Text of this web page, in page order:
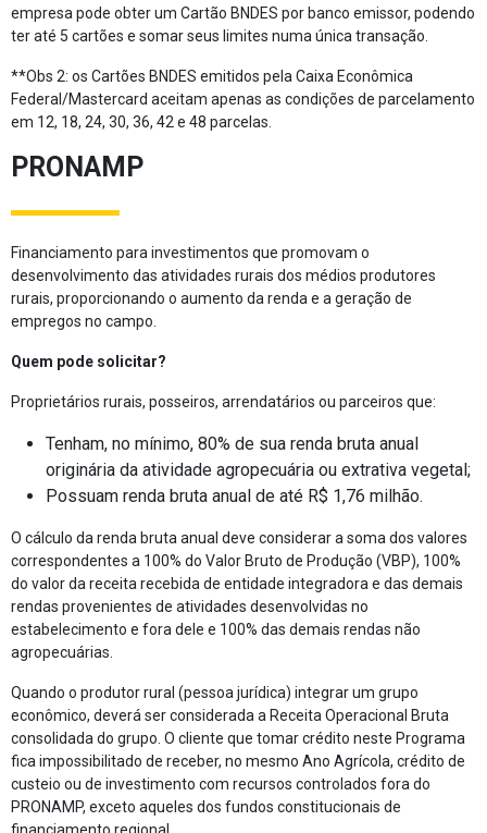
empresa pode obter um Cartão BNDES por banco emissor, podendo
ter até 5 cartões e somar seus limites numa única transação.
**Obs 2: os Cartões BNDES emitidos pela Caixa Econômica
Federal/Mastercard aceitam apenas as condições de parcelamento
em 12, 18, 24, 30, 36, 42 e 48 parcelas.
PRONAMP
Financiamento para investimentos que promovam o
desenvolvimento das atividades rurais dos médios produtores
rurais, proporcionando o aumento da renda e a geração de
empregos no campo.
Quem pode solicitar?
Proprietários rurais, posseiros, arrendatários ou parceiros que:
Tenham, no mínimo, 80% de sua renda bruta anual
originária da atividade agropecuária ou extrativa vegetal;
Possuam renda bruta anual de até R$ 1,76 milhão.
O cálculo da renda bruta anual deve considerar a soma dos valores
correspondentes a 100% do Valor Bruto de Produção (VBP), 100%
do valor da receita recebida de entidade integradora e das demais
rendas provenientes de atividades desenvolvidas no
estabelecimento e fora dele e 100% das demais rendas não
agropecuárias.
Quando o produtor rural (pessoa jurídica) integrar um grupo
econômico, deverá ser considerada a Receita Operacional Bruta
consolidada do grupo. O cliente que tomar crédito neste Programa
fica impossibilitado de receber, no mesmo Ano Agrícola, crédito de
custeio ou de investimento com recursos controlados fora do
PRONAMP, exceto aqueles dos fundos constitucionais de